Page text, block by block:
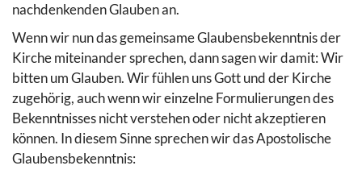
nachdenkenden Glauben an.
Wenn wir nun das gemeinsame Glaubensbekenntnis der
Kirche miteinander sprechen, dann sagen wir damit: Wir
bitten um Glauben. Wir fühlen uns Gott und der Kirche
zugehörig, auch wenn wir einzelne Formulierungen des
Bekenntnisses nicht verstehen oder nicht akzeptieren
können. In diesem Sinne sprechen wir das Apostolische
Glaubensbekenntnis: